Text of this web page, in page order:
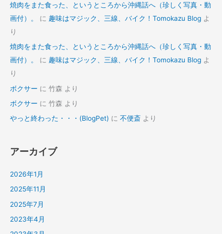
焼肉をまた食った、というところから沖縄話へ（珍しく写真・動
画付）。
に 趣味はマジック、三線、バイク！Tomokazu Blog よ
り
焼肉をまた食った、というところから沖縄話へ（珍しく写真・動
画付）。
に 趣味はマジック、三線、バイク！Tomokazu Blog よ
り
ボクサー に 竹森 より
ボクサー に 竹森 より
やっと終わった・・・(BlogPet) に 不便斎 より
アーカイブ
2026年1月
2025年11月
2025年7月
2023年4月